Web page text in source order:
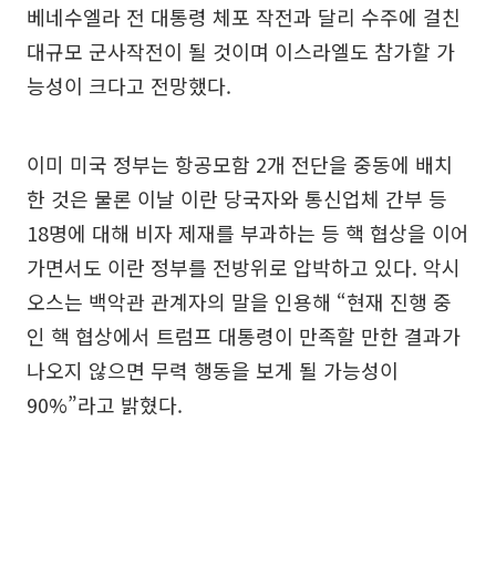
베네수엘라 전 대통령 체포 작전과 달리 수주에 걸친
대규모 군사작전이 될 것이며 이스라엘도 참가할 가
능성이 크다고 전망했다.
이미 미국 정부는 항공모함 2개 전단을 중동에 배치
한 것은 물론 이날 이란 당국자와 통신업체 간부 등
18명에 대해 비자 제재를 부과하는 등 핵 협상을 이어
가면서도 이란 정부를 전방위로 압박하고 있다. 악시
오스는 백악관 관계자의 말을 인용해 “현재 진행 중
인 핵 협상에서 트럼프 대통령이 만족할 만한 결과가
나오지 않으면 무력 행동을 보게 될 가능성이
90%”라고 밝혔다.